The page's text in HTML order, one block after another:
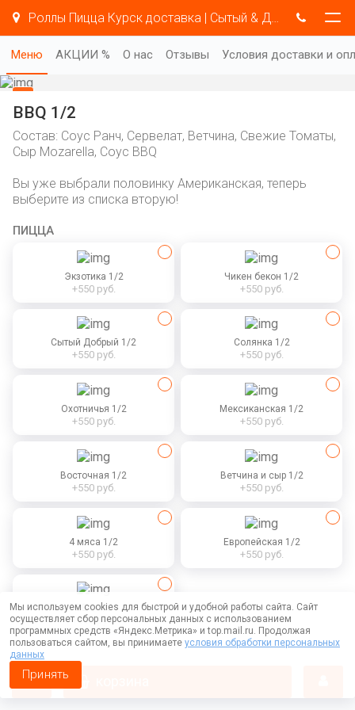
Роллы Пицца Курск доставка | Сытый & Добрый
Меню АКЦИИ % О нас Отзывы Условия доставки и
BBQ 1/2
Состав: Соус Ранч, Сервелат, Ветчина, Свежие Томаты,
Сыр Mozarella, Соус BBQ
Вы уже выбрали половинку Американская, теперь
выберите из списка вторую!
ПИЦЦА
Экзотика 1/2
+550 руб.
Чикен бекон 1/2
+550 руб.
Сытый Добрый 1/2
+550 руб.
Солянка 1/2
+550 руб.
Охотничья 1/2
+550 руб.
Мексиканская 1/2
+550 руб.
Восточная 1/2
+550 руб.
Ветчина и сыр 1/2
+550 руб.
4 мяса 1/2
+550 руб.
Европейская 1/2
+550 руб.
BBQ 1/2
+550 руб.
550 руб.
Мы используем cookies для быстрой и удобной работы сайта. Сайт
осуществляет сбор персональных данных с использованием
программных средств «Яндекс.Метрика» и top.mail.ru. Продолжая
пользоваться сайтом, вы принимаете условия обработки персональных
данных
Принять